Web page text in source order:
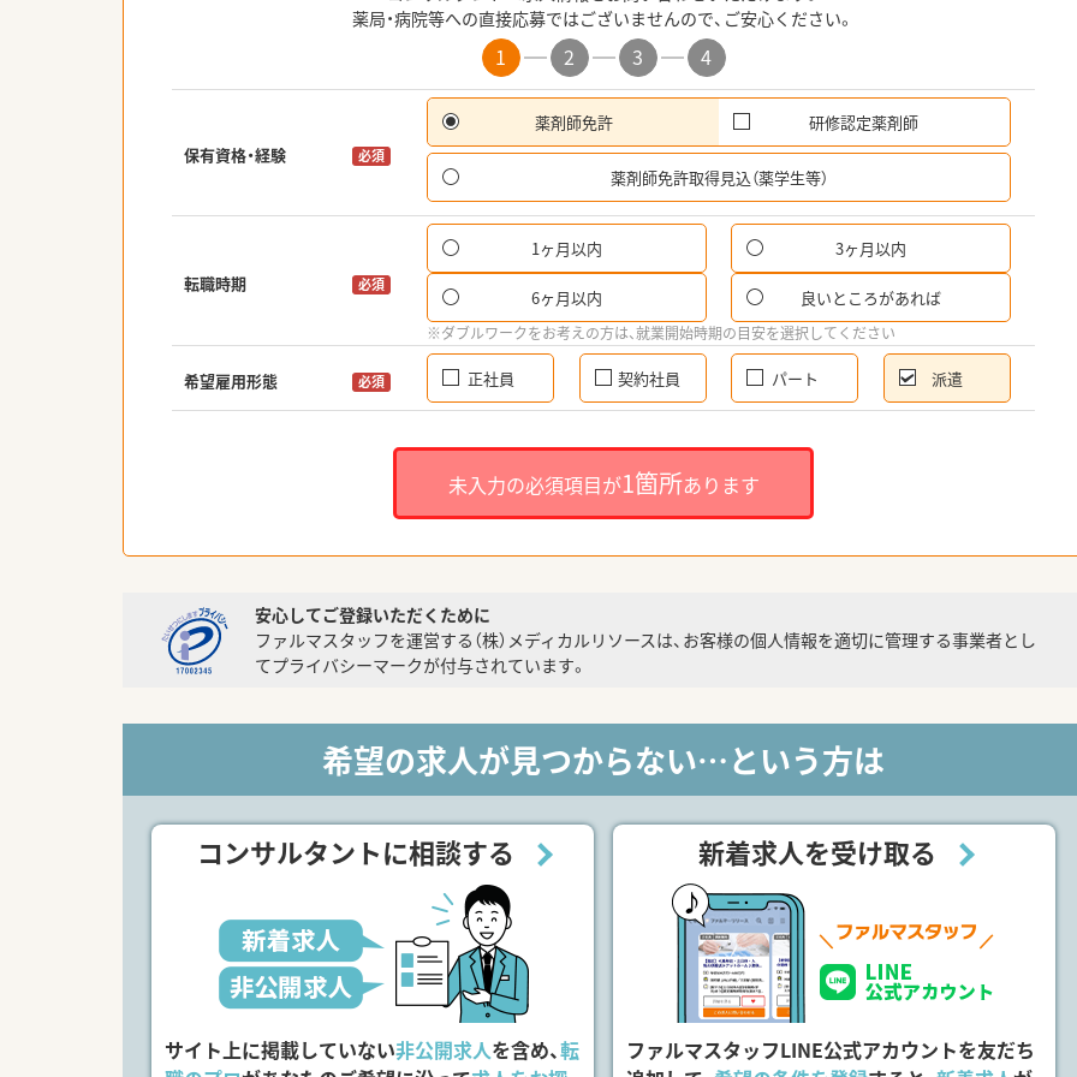
薬局・病院等への直接応募ではございませんので、ご安心ください。
1 2 3 4
保有資格・経験 必須
薬剤師免許 研修認定薬剤師
薬剤師免許取得見込（薬学生等）
転職時期 必須
1ヶ月以内 3ヶ月以内
6ヶ月以内 良いところがあれば
※ダブルワークをお考えの方は、就業開始時期の目安を選択してください
希望雇用形態 必須 正社員 契約社員 パート 派遣
未入力の必須項目が1箇所あります
安心してご登録いただくために
ファルマスタッフを運営する（株）メディカルリソースは、お客様の個人情報を適切に管理する事業者とし
てプライバシーマークが付与されています。
希望の求人が見つからない…という方は
コンサルタントに相談する
サイト上に掲載していない非公開求人を含め、転
新着求人を受け取る
ファルマスタッフLINE公式アカウントを友だち